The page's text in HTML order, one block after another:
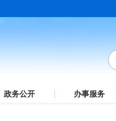
政务公开 办事服务